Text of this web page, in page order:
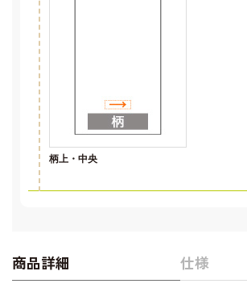
柄上・中央
商品詳細 仕様